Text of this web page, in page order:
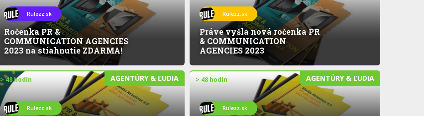
Rulezz.sk
Ročenka PR &
COMMUNICATION AGENCIES
2023 na stiahnutie ZDARMA!
Rulezz.sk
Práve vyšla nová ročenka PR
& COMMUNICATION
AGENCIES 2023
AGENTÚRY & ĽUDIA
> 48 hodín
Rulezz.sk
AGENTÚRY & ĽUDIA
> 48 hodín
Rulezz.sk